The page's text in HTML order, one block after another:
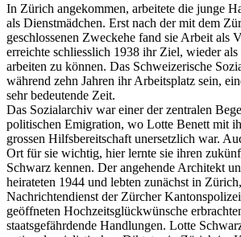
In Zürich angekommen, arbeitete die junge
als Dienstmädchen. Erst nach der mit dem
geschlossenen Zweckehe fand sie Arbeit als
erreichte schliesslich 1938 ihr Ziel, wieder
arbeiten zu können. Das Schweizerische
während zehn Jahren ihr Arbeitsplatz sein,
sehr bedeutende Zeit.
Das Sozialarchiv war einer der zentralen
politischen Emigration, wo Lotte Benett mit
grossen Hilfsbereitschaft unersetzlich war.
Ort für sie wichtig, hier lernte sie ihren
Schwarz kennen. Der angehende Architekt
heirateten 1944 und lebten zunächst in
Nachrichtendienst der Zürcher
geöffneten Hochzeitsglückwünsche
staatsgefährdende Handlungen. Lotte